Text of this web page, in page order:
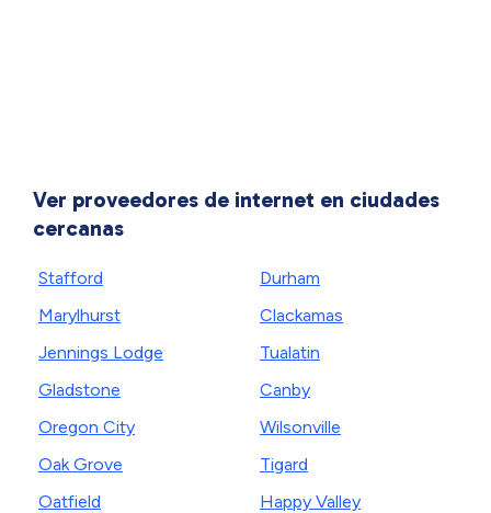
Ver proveedores de internet en ciudades
cercanas
Stafford
Marylhurst
Jennings Lodge
Gladstone
Oregon City
Oak Grove
Oatfield
Durham
Clackamas
Tualatin
Canby
Wilsonville
Tigard
Happy Valley